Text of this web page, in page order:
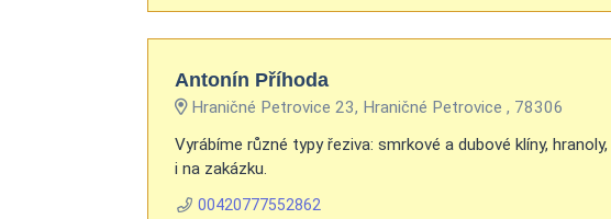
Antonín Příhoda
Hraničné Petrovice 23, Hraničné Petrovice , 78306
Vyrábíme různé typy řeziva: smrkové a dubové klíny,
i na zakázku.
00420777552862